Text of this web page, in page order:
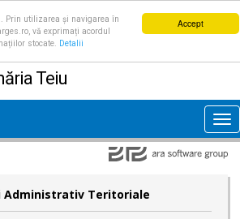
Accept
Prin utilizarea și navigarea în
vă exprimați acordul
stocate.
Detalii
Teiu
Teritoriale